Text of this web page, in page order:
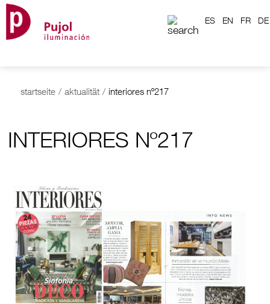
ES EN FR DE
startseite / aktualität / interiores nº217
INTERIORES Nº217